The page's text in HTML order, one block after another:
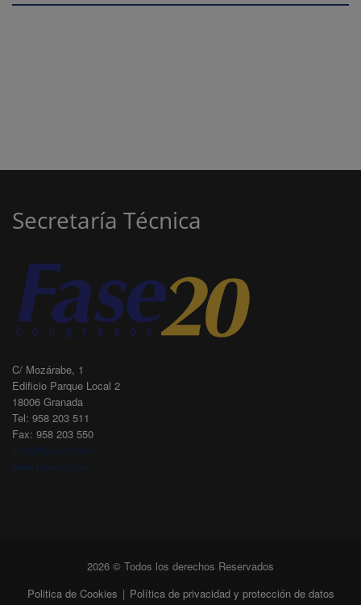
Secretaría Técnica
C/ Mozárabe, 1
Edificio Parque Local 2
18006 Granada
Tel: 958 203 511
Fax: 958 203 550
info@fase20.com
www.fase20.com
2026 © Todos los derechos Reservados
Politica de Cookies | Política de privacidad y protección de datos